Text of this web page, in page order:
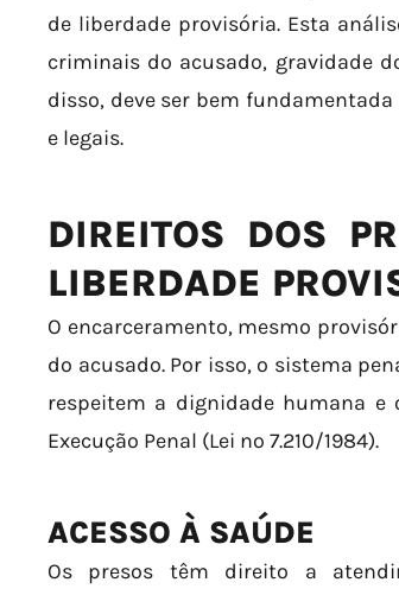
de liberdade provisória. Esta
criminais do acusado, gravidade
disso, deve ser bem
e legais.
DIREITOS DOS
LIBERDADE
O encarceramento, mesmo
do acusado. Por isso, o sistema
respeitem a dignidade humana e
Execução Penal (Lei nº 7.210/1984).
ACESSO À SAÚDE
Os presos têm direito a